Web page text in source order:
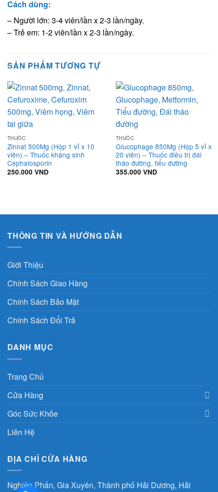
Cách dùng:
– Người lớn: 3-4 viên/lần x 2-3 lần/ngày.
– Trẻ em: 1-2 viên/lần x 2-3 lần/ngày.
SẢN PHẨM TƯƠNG TỰ
THUỐC
Zinnat 500Mg (Hộp 1 vỉ x 10
viên) – Thuốc kháng sinh
Cephalosporin
250.000 VND
THUỐC
Glucophage 850Mg (Hộp 5 vỉ x
20 viên) – Thuốc điều trị đái
tháo đường, tiểu đường
355.000 VND
THÔNG TIN VÀ HƯỚNG DẪN
Giới Thiệu
Chính Sách Giao Hàng
Chính Sách Bảo Mật
Chính Sách Đổi Trả
DANH MỤC
Trang Chủ
Cửa Hàng
Góc Sức Khỏe
Liên Hệ
ĐỊA CHỈ CỬA HÀNG
Nghiên Phấn, Gia Xuyên, Thành phố Hải Dương, Hải